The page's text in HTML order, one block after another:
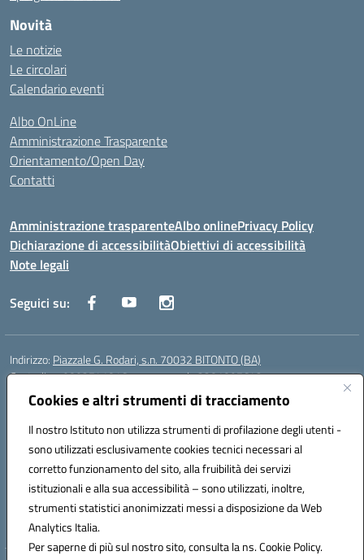
Cookies e altri strumenti di tracciamento
Il nostro Istituto non utilizza strumenti di profilazione degli utenti -
sono utilizzati esclusivamente cookies tecnici necessari al
corretto funzionamento del sito, alla fruibilità dei servizi
istituzionali e alla sua accessibilità – sono utilizzati, inoltre,
strumenti statistici anonimizzati messi a disposizione da Web
Analytics Italia.
Per saperne di più sul nostro sito, consulta la ns. Cookie Policy.
Novità
Le notizie
Le circolari
Calendario eventi
Albo OnLine
Amministrazione Trasparente
Orientamento/Open Day
Contatti
Amministrazione trasparenteAlbo onlinePrivacy Policy
Dichiarazione di accessibilitàObiettivi di accessibilità
Note legali
Seguici su:
Indirizzo: Piazzale G. Rodari, s.n. 70032 BITONTO (BA)
Centralino:0803741816 - corso serale 3381807642
Email: BATD220004@istruzione.it
Posta elettronica certificata (PEC):batd220004@pec.istruzione.it
Codice meccanografico:BATD220004
Codice Indice delle Pubbliche Amministrazioni (IPA): itcvg
Codice unico di fatturazione (CUF): UFIJVU
la scuola è raggiungibile anche al numero: ☎️ 3520316918